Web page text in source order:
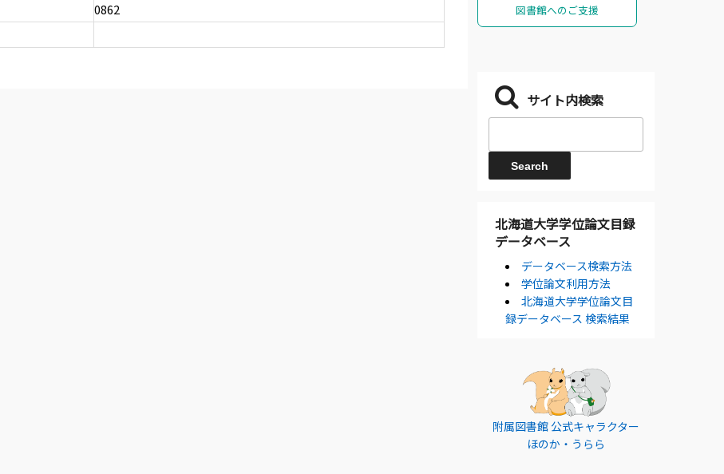
0862
図書館へのご支援
サイト内検索
北海道大学学位論文目録
データベース
データベース検索方法
学位論文利用方法
北海道大学学位論文目
録データベース 検索結果
附属図書館 公式キャラクター
ほのか・うらら